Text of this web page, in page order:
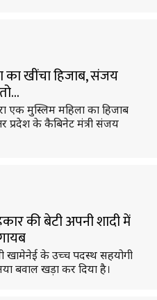
का खींचा हिजाब, संजय
एक मुस्लिम महिला का हिजाब
प्रदेश के कैबिनेट मंत्री संजय
की बेटी अपनी शादी में
खामेनेई के उच्च पदस्थ सहयोगी
बवाल खड़ा कर दिया है।